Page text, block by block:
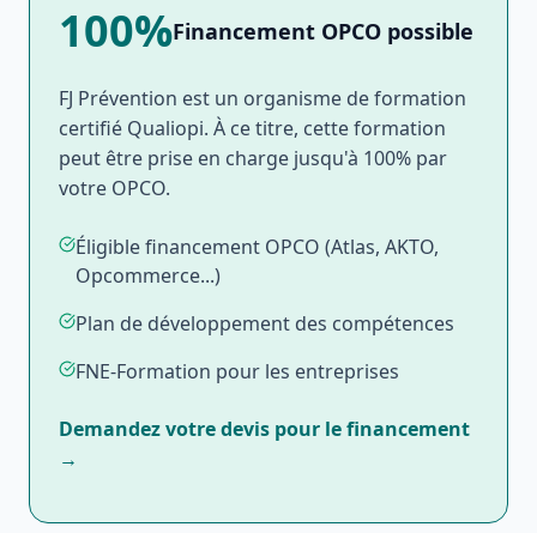
100%Financement OPCO possible
FJ Prévention est un organisme de formation
certifié Qualiopi. À ce titre, cette formation
peut être prise en charge jusqu'à 100% par
votre OPCO.
Éligible financement OPCO (Atlas, AKTO,
Opcommerce...)
Plan de développement des compétences
FNE-Formation pour les entreprises
Demandez votre devis pour le financement
→